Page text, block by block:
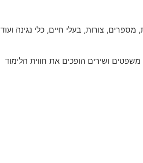
מספרים, צורות, בעלי חיים, כלי נגינה ועוד
ושירים הופכים את חווית הלימוד